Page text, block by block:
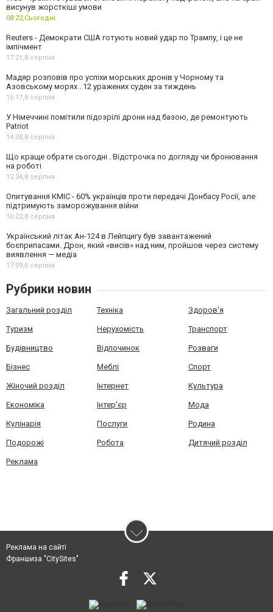
висунув жорсткіші умови
08:22,Сьогодні
Reuters - Демократи США готують новий удар по Трампу, і це не
імпічмент
17:21,8 серпня
Мадяр розповів про успіхи морських дронів у Чорному та
Азовському морях . 12 уражених суден за тиждень
16:17,8 серпня
У Німеччині помітили підозрілі дрони над базою, де ремонтують
Patriot
14:08,8 серпня
Що краще обрати сьогодні . Відстрочка по догляду чи бронювання
на роботі
12:34,8 серпня
Опитування КМІС - 60% українців проти передачі Донбасу Росії, але
підтримують заморожування війни
10:22,8 серпня
Український літак Ан-124 в Лейпцигу був завантажений
боєприпасами. Дрон, який «висів» над ним, пройшов через систему
виявлення — медіа
17:09,6 серпня
Рубрики новин
Загальний розділ Техніка Здоров'я
Туризм Нерухомість Транспорт
Будівництво Відпочинок Розваги
Бізнес Меблі Спорт
Жіночий розділ Інтернет Культура
Економіка Інтер'єр Мода
Кулінарія Послуги Родина
Подорожі Робота Дитячий розділ
Реклама
Реклама на сайті
Франшиза "CitySites"